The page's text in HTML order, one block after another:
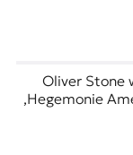
Oliver Stone
‚Hegemonie